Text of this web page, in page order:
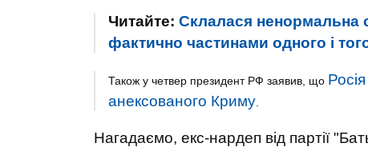
Читайте: Склалася ненормальна
фактично частинами одного і
Також у четвер президент РФ заявив, що
анексованого Криму
Нагадаємо, екс-нардеп від партії